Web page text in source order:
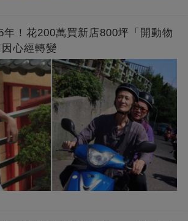
年！花200萬買新店800坪「開動物
心經轉變